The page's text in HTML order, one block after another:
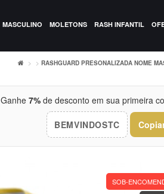
MASCULINO MOLETONS RASH INFANTIL
RASHGUARD PRESONALIZADA NOME
Ganhe 7% de desconto em sua primeira
BEMVINDOSTC
SOB-